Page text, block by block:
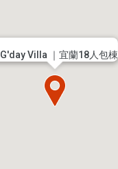
G'day Villa ｜宜蘭18人包棟